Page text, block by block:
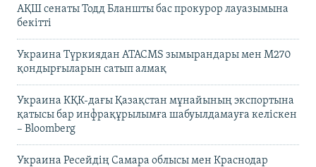
АҚШ сенаты Тодд Бланшты бас прокурор лауазымына
бекітті
Украина Түркиядан ATACMS зымырандары мен M270
қондырғыларын сатып алмақ
Украина КҚК-дағы Қазақстан мұнайының экспортына
қатысы бар инфрақұрылымға шабуылдамауға келіскен
– Bloomberg
Украина Ресейдің Самара облысы мен Краснодар